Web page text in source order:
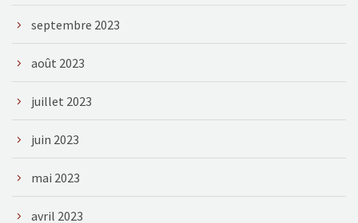
septembre 2023
août 2023
juillet 2023
juin 2023
mai 2023
avril 2023